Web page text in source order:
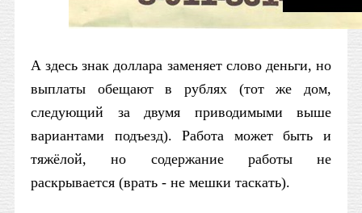
А здесь знак доллара заменяет слово деньги, но
выплаты обещают в рублях (тот же дом,
следующий за двумя приводимыми выше
вариантами подъезд). Работа может быть и
тяжёлой, но содержание работы не
раскрывается (врать - не мешки таскать).